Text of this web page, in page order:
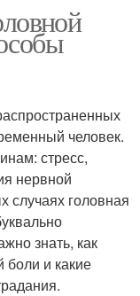
человек.
стресс,
нервной
случаях головная
знать, как
боли и какие